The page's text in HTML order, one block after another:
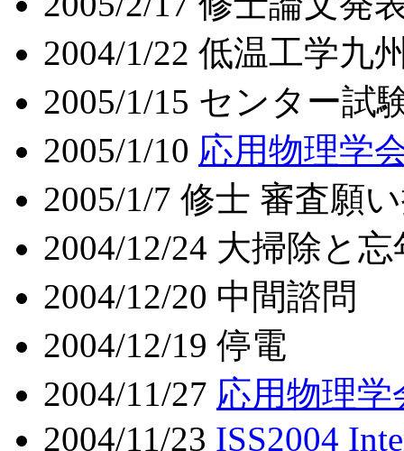
2004/1/22 低温工学九
2005/1/15 センター試
2005/1/10 応用物理学
2005/1/7 修士 審査願
2004/12/24 大掃除と忘
2004/12/20 中間諮問
2004/12/19 停電
2004/11/27 応用物理
2004/11/23 ISS2004